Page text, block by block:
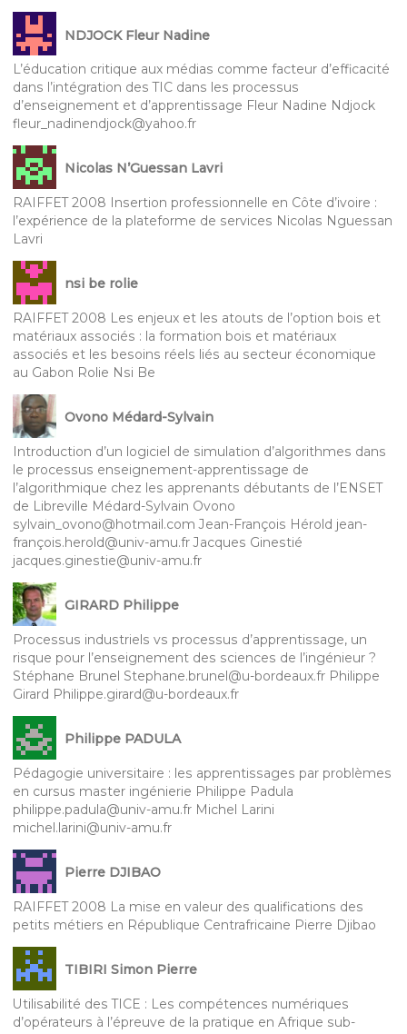
NDJOCK Fleur Nadine
L’éducation critique aux médias comme facteur d’efficacité
dans l’intégration des TIC dans les processus
d’enseignement et d’apprentissage Fleur Nadine Ndjock
fleur_nadinendjock@yahoo.fr
Nicolas N’Guessan Lavri
RAIFFET 2008 Insertion professionnelle en Côte d’ivoire :
l’expérience de la plateforme de services Nicolas Nguessan
Lavri
nsi be rolie
RAIFFET 2008 Les enjeux et les atouts de l’option bois et
matériaux associés : la formation bois et matériaux
associés et les besoins réels liés au secteur économique
au Gabon Rolie Nsi Be
Ovono Médard-Sylvain
Introduction d’un logiciel de simulation d’algorithmes dans
le processus enseignement-apprentissage de
l’algorithmique chez les apprenants débutants de l’ENSET
de Libreville Médard-Sylvain Ovono
sylvain_ovono@hotmail.com Jean-François Hérold jean-
françois.herold@univ-amu.fr Jacques Ginestié
jacques.ginestie@univ-amu.fr
GIRARD Philippe
Processus industriels vs processus d’apprentissage, un
risque pour l’enseignement des sciences de l’ingénieur ?
Stéphane Brunel Stephane.brunel@u-bordeaux.fr Philippe
Girard Philippe.girard@u-bordeaux.fr
Philippe PADULA
Pédagogie universitaire : les apprentissages par problèmes
en cursus master ingénierie Philippe Padula
philippe.padula@univ-amu.fr Michel Larini
michel.larini@univ-amu.fr
Pierre DJIBAO
RAIFFET 2008 La mise en valeur des qualifications des
petits métiers en République Centrafricaine Pierre Djibao
TIBIRI Simon Pierre
Utilisabilité des TICE : Les compétences numériques
d’opérateurs à l’épreuve de la pratique en Afrique sub-